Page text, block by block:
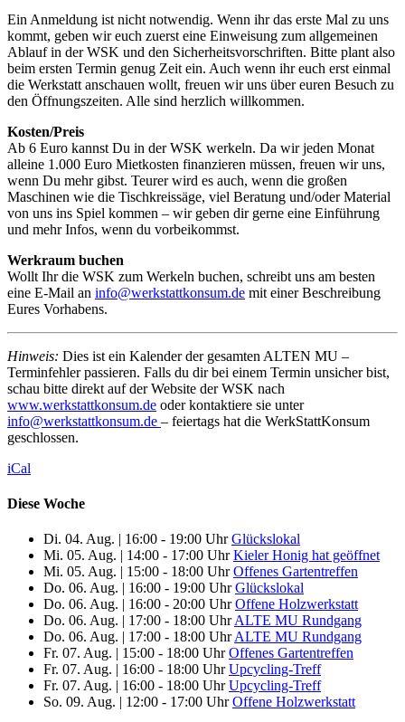
Ein Anmeldung ist nicht notwendig. Wenn ihr das erste Mal zu uns
kommt, geben wir euch zuerst eine Einweisung zum allgemeinen
Ablauf in der WSK und den Sicherheitsvorschriften. Bitte plant also
beim ersten Termin genug Zeit ein. Auch wenn ihr euch erst einmal
die Werkstatt anschauen wollt, freuen wir uns über euren Besuch zu
den Öffnungszeiten. Alle sind herzlich willkommen.
Kosten/Preis
Ab 6 Euro kannst Du in der WSK werkeln. Da wir jeden Monat
alleine 1.000 Euro Mietkosten finanzieren müssen, freuen wir uns,
wenn Du mehr gibst. Teurer wird es auch, wenn die großen
Maschinen wie die Tischkreissäge, viel Beratung und/oder Material
von uns ins Spiel kommen – wir geben dir gerne eine Einführung
und mehr Infos, wenn du vorbeikommst.
Werkraum buchen
Wollt Ihr die WSK zum Werkeln buchen, schreibt uns am besten
eine E-Mail an info@werkstattkonsum.de mit einer Beschreibung
Eures Vorhabens.
Hinweis: Dies ist ein Kalender der gesamten ALTEN MU –
Terminfehler passieren. Falls du dir bei einem Termin unsicher bist,
schau bitte direkt auf der Website der WSK nach
www.werkstattkonsum.de oder kontaktiere sie unter
info@werkstattkonsum.de – feiertags hat die WerkStattKonsum
geschlossen.
iCal
Diese Woche
Di. 04. Aug. | 16:00 - 19:00 Uhr Glückslokal
Mi. 05. Aug. | 14:00 - 17:00 Uhr Kieler Honig hat geöffnet
Mi. 05. Aug. | 15:00 - 18:00 Uhr Offenes Gartentreffen
Do. 06. Aug. | 16:00 - 19:00 Uhr Glückslokal
Do. 06. Aug. | 16:00 - 20:00 Uhr Offene Holzwerkstatt
Do. 06. Aug. | 17:00 - 18:00 Uhr ALTE MU Rundgang
Do. 06. Aug. | 17:00 - 18:00 Uhr ALTE MU Rundgang
Fr. 07. Aug. | 15:00 - 18:00 Uhr Offenes Gartentreffen
Fr. 07. Aug. | 16:00 - 18:00 Uhr Upcycling-Treff
Fr. 07. Aug. | 16:00 - 18:00 Uhr Upcycling-Treff
So. 09. Aug. | 12:00 - 17:00 Uhr Offene Holzwerkstatt